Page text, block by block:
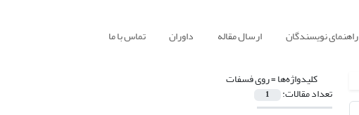
راهنمای نویسندگان ارسال مقاله داوران تماس با ما
کلیدواژه‌ها =روی فسفات
تعداد مقالات: 1